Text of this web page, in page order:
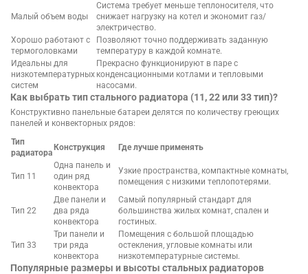
Малый объем воды
Система требует меньше теплоносителя, что
снижает нагрузку на котел и экономит газ/
электричество.
Хорошо работают с
термоголовками
Позволяют точно поддерживать заданную
температуру в каждой комнате.
Идеальны для
низкотемпературных
систем
Прекрасно функционируют в паре с
конденсационными котлами и тепловыми
насосами.
Как выбрать тип стального радиатора (11, 22 или 33 тип)?
Конструктивно панельные батареи делятся по количеству греющих
панелей и конвекторных рядов:
Тип
радиатора
Конструкция Где лучше применять
Тип 11
Одна панель и
один ряд
конвектора
Узкие пространства, компактные комнаты,
помещения с низкими теплопотерями.
Тип 22
Две панели и
два ряда
конвектора
Самый популярный стандарт для
большинства жилых комнат, спален и
гостиных.
Тип 33
Три панели и
три ряда
конвектора
Помещения с большой площадью
остекления, угловые комнаты или
низкотемпературные системы.
Популярные размеры и высоты стальных радиаторов